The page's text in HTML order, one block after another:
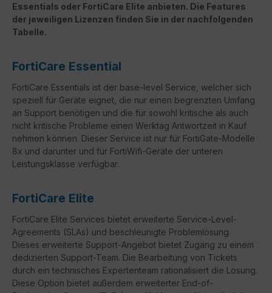
Essentials oder FortiCare Elite anbieten. Die Features
der jeweiligen Lizenzen finden Sie in der nachfolgenden
Tabelle.
FortiCare Essential
FortiCare Essentials ist der base-level Service, welcher sich
speziell für Geräte eignet, die nur einen begrenzten Umfang
an Support benötigen und die für sowohl kritische als auch
nicht kritische Probleme einen Werktag Antwortzeit in Kauf
nehmen können. Dieser Service ist nur für FortiGate-Modelle
8x und darunter und für FortiWifi-Geräte der unteren
Leistungsklasse verfügbar.
FortiCare Elite
FortiCare Elite Services bietet erweiterte Service-Level-
Agreements (SLAs) und beschleunigte Problemlösung.
Dieses erweiterte Support-Angebot bietet Zugang zu einem
dedizierten Support-Team. Die Bearbeitung von Tickets
durch ein technisches Expertenteam rationalisiert die Lösung.
Diese Option bietet außerdem erweiterter End-of-